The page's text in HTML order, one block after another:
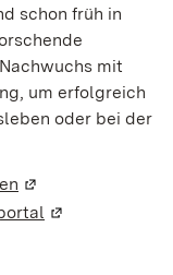
schon früh in
mit
um erfolgreich
oder bei der
(Wird in einem
(Wird in einem